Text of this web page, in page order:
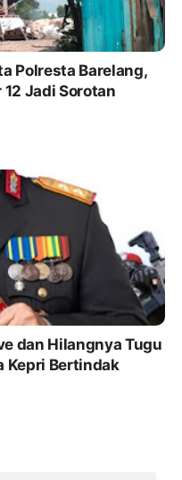
Polresta Barelang,
Jadi Sorotan
dan Hilangnya Tugu
Kepri Bertindak